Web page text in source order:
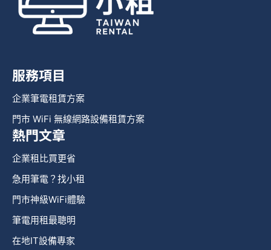
服務項目
企業筆電租賃方案
門市 WiFi 無線網路設備租賃方案
熱門文章
企業租比買更省
急用筆電？找小租
門市神級WiFi體驗
筆電用租最聰明
在地IT設備專家